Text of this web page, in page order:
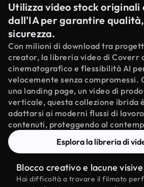
Utilizza video stock originali
dall'IA per garantire
sicurezza.
Con milioni di download tra
creator, la libreria video di Coverr
cinematografico e flessibilità AI
velocemente senza compromessi.
una landing page, un video di
verticale, questa collezione ibrida
adattarsi ai moderni flussi di
contenuti, proteggendo al
Esplora la libreria di
Blocco creativo e lacune visive
Hai difficoltà a trovare il filmato